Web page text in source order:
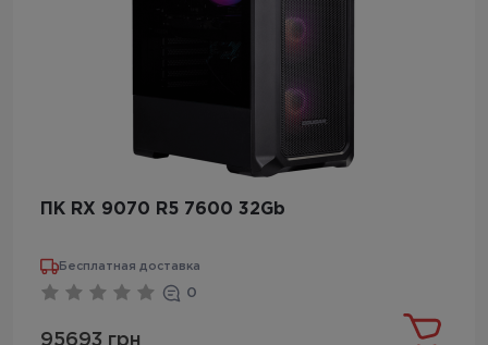
ПК RX 9070 R5 7600 32Gb
Бесплатная доставка
0
95693 грн